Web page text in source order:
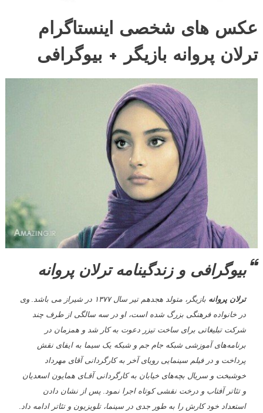
عکس های شخصی اینستاگرام
ترلان پروانه بازیگر + بیوگرافی
بیوگرافی و زندگینامه ترلان پروانه
ترلان پروانه
بازیگر، متولد هجدهم تیر سال ۱۳۷۷ در شیراز می باشد. وی
در خانواده فرهنگی بزرگ شده است، او در سه سالگی از طرف چند
شرکت تبلیغاتی برای ساخت تیزر دعوت به کار شد و همزمان در
برنامه‌های آموزشی شبکه جام جم و شبکه یک سیما به ایفای نقش
پرداخت و در فیلم سینمایی رویای آخر به کارگردانی آقای مهرداد
خوشبخت و سریال بچه‌های خیابان به کارگردانی آقـای همایون اسعدیان
و تئاتر آفتاب و درخت نقشی کوتاه اجرا نمود. پس از نشان دادن
استعداد خود کارش را به طور جدی در سینما، تلویزیون و تئاتر ادامه داد.